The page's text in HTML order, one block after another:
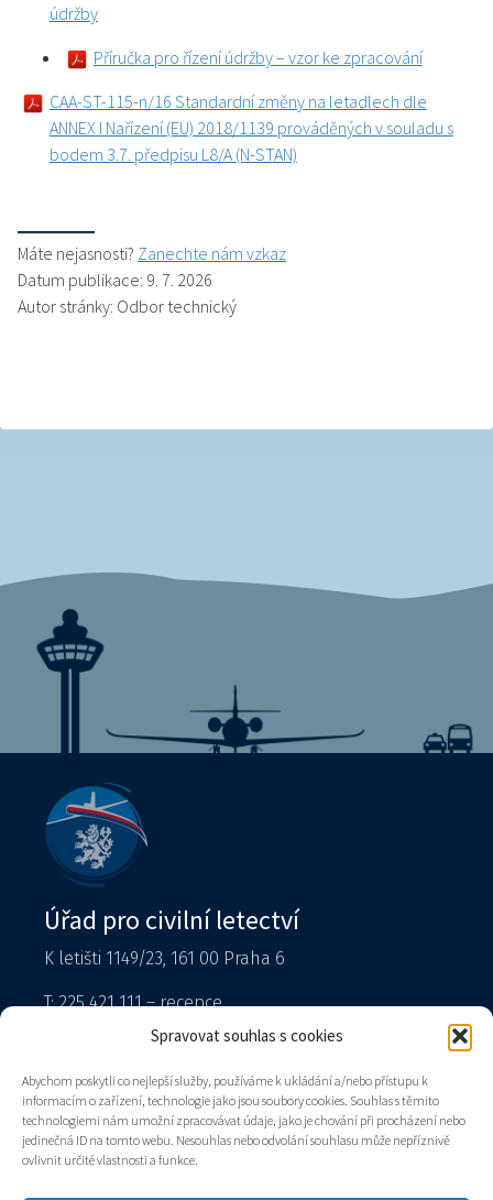
Spravovat souhlas s cookies
Abychom poskytli co nejlepší služby, používáme k ukládání a/nebo přístupu k
informacím o zařízení, technologie jako jsou soubory cookies. Souhlas s těmito
technologiemi nám umožní zpracovávat údaje, jako je chování při procházení nebo
jedinečná ID na tomto webu. Nesouhlas nebo odvolání souhlasu může nepříznivě
ovlivnit určité vlastnosti a funkce.
údržby
Příručka pro řízení údržby – vzor ke zpracování
CAA-ST-115-n/16 Standardní změny na letadlech dle
ANNEX I Nařízení (EU) 2018/1139 prováděných v souladu s
bodem 3.7. předpisu L8/A (N-STAN)
Máte nejasnosti? Zanechte nám vzkaz
Datum publikace: 9. 7. 2026
Autor stránky: Odbor technický
Úřad pro civilní letectví
K letišti 1149/23, 161 00 Praha 6
T: 225 421 111 – recepce
podatelna@caa.gov.cz
Datová schránka: v8gaaz5
Úřad